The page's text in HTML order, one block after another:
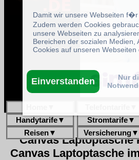
Handytarife▼ Stromtarife▼
Reisen▼ Versicherung▼
Canvas Laptoptasche
Canvas Laptoptasche
Damit wir unsere Webseiten
Zudem werden Cookies
unsere Webseiten zu
Bereichen der sozialen Medien,
Cookies auf unseren
Einverstanden
Nur